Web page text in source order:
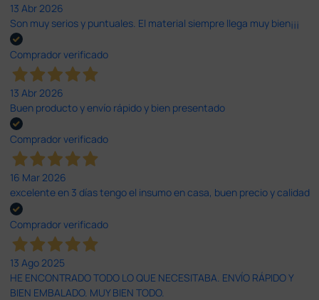
13 Abr 2026
Son muy serios y puntuales. El material siempre llega muy bien¡¡¡
Comprador verificado
13 Abr 2026
Buen producto y envío rápido y bien presentado
Comprador verificado
16 Mar 2026
excelente en 3 días tengo el insumo en casa, buen precio y calidad
Comprador verificado
13 Ago 2025
HE ENCONTRADO TODO LO QUE NECESITABA. ENVÍO RÁPIDO Y
BIEN EMBALADO. MUY BIEN TODO.